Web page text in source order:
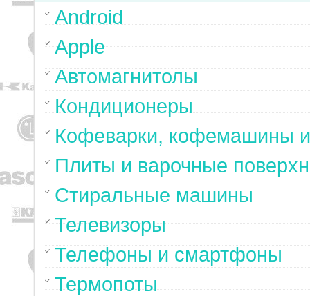
Android
Apple
Автомагнитолы
Кондиционеры
Кофеварки, кофемашины
Плиты и варочные
Стиральные машины
Телевизоры
Телефоны и смартфоны
Термопоты